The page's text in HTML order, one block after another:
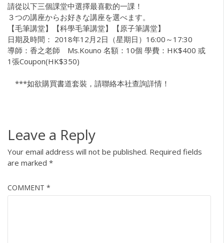
請從以下三個課堂中選擇最喜歡的一課！
３つの講座からお好きな講座を選べます。
【毛筆講堂】【科學毛筆講堂】【原子筆講堂】
日期及時間： 2018年12月2日（星期日）16:00～17:30
導師：香之老師 Ms.Kouno 名額：10個 學費：HK$400 或
1張Coupon(HK$350)
***如欲購買書道套裝，請聯絡本社查詢詳情！
Leave a Reply
Your email address will not be published. Required fields
are marked *
COMMENT *